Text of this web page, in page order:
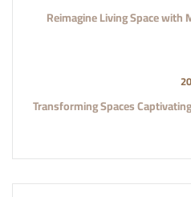
Reimagine Living Space
Transforming Spaces